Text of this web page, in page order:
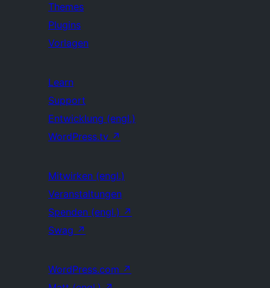
Themes
Plugins
Vorlagen
Learn
Support
Entwicklung (engl.)
WordPress.tv ↗
Mitwirken (engl.)
Veranstaltungen
Spenden (engl.) ↗
Swag ↗
WordPress.com ↗